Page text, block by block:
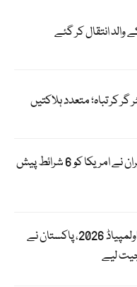
والد انتقال کر گئے
آبنائے ہرمز کھولنے کیلئے ایران نے امریکا کو 6 شرائط پیش
انٹرنیشنل نیوکلیئر سائنس اولمپیاڈ 2026، پاکستان نے
جیت لیے